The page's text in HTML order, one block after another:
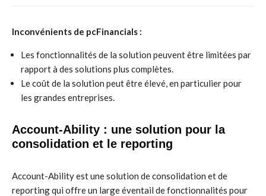
Inconvénients de pcFinancials :
Les fonctionnalités de la solution peuvent être limitées par
rapport à des solutions plus complètes.
Le coût de la solution peut être élevé, en particulier pour
les grandes entreprises.
Account-Ability : une solution pour la
consolidation et le reporting
Account-Ability est une solution de consolidation et de
reporting qui offre un large éventail de fonctionnalités pour